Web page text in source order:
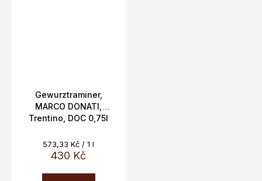
Gewurztraminer,
MARCO DONATI,
Trentino, DOC 0,75l
430 Kč
Měrná
cena:
573,33 Kč / 1 l